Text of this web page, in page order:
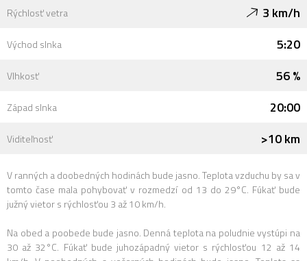
Rýchlosť vetra 3 km/h
Východ slnka 5:20
Vlhkosť 56 %
Západ slnka 20:00
Viditeľnosť >10 km
V ranných a doobedných hodinách bude jasno. Teplota vzduchu by sa v
tomto čase mala pohybovať v rozmedzí od 13 do 29°C. Fúkať bude
južný vietor s rýchlosťou 3 až 10 km/h.
Na obed a poobede bude jasno. Denná teplota na poludnie vystúpi na
30 až 32°C. Fúkať bude juhozápadný vietor s rýchlosťou 12 až 14